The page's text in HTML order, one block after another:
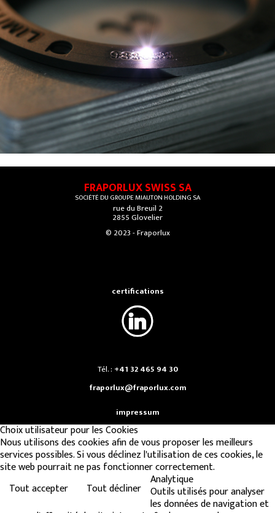
FRAPORLUX SWISS SA
SOCIÉTÉ DU GROUPE MIAUTON HOLDING SA
rue du Breuil 2
2855 Glovelier
© 2023 - Fraporlux
certifications
Tél. : +41 32 465 94 30
fraporlux@fraporlux.com
impressum
Choix utilisateur pour les Cookies
Nous utilisons des cookies afin de vous proposer les meilleurs
services possibles. Si vous déclinez l'utilisation de ces cookies, le
site web pourrait ne pas fonctionner correctement.
Tout accepter
Tout décliner
Analytique
Outils utilisés pour analyser
les données de navigation et